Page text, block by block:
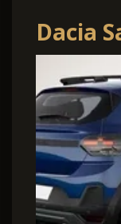
Dacia
ECO-G